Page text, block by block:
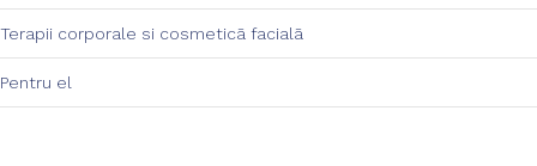
Terapii corporale si cosmeticā facialā
Pentru el